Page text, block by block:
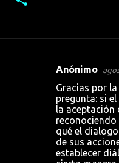
Anónimo
Gracias por
pregunta: si
la aceptación
qué el
de sus
establecer